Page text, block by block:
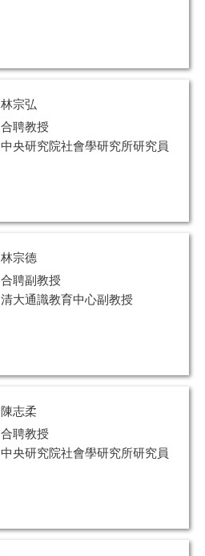
林宗弘
合聘教授
中央研究院社會學研究所研究員
林宗德
合聘副教授
清大通識教育中心副教授
陳志柔
合聘教授
中央研究院社會學研究所研究員